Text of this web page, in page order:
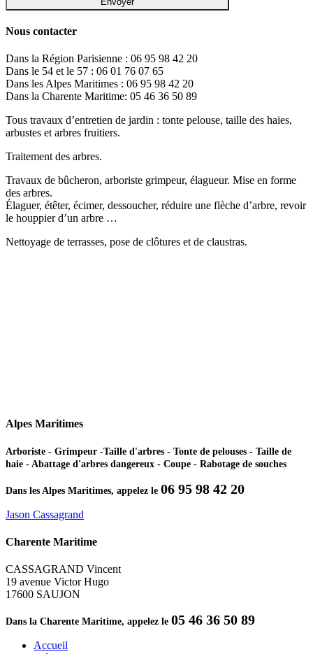
Nous contacter
Dans la Région Parisienne : 06 95 98 42 20
Dans le 54 et le 57 : 06 01 76 07 65
Dans les Alpes Maritimes : 06 95 98 42 20
Dans la Charente Maritime: 05 46 36 50 89
Tous travaux d’entretien de jardin : tonte pelouse, taille des haies,
arbustes et arbres fruitiers.
Traitement des arbres.
Travaux de bûcheron, arboriste grimpeur, élagueur. Mise en forme
des arbres.
Élaguer, étêter, écimer, dessoucher, réduire une flèche d’arbre, revoir
le houppier d’un arbre …
Nettoyage de terrasses, pose de clôtures et de claustras.
Alpes Maritimes
Arboriste - Grimpeur -Taille d'arbres - Tonte de pelouses - Taille de
haie - Abattage d'arbres dangereux - Coupe - Rabotage de souches
Dans les Alpes Maritimes, appelez le 06 95 98 42 20
Jason Cassagrand
Charente Maritime
CASSAGRAND Vincent
19 avenue Victor Hugo
17600 SAUJON
Dans la Charente Maritime, appelez le 05 46 36 50 89
Accueil